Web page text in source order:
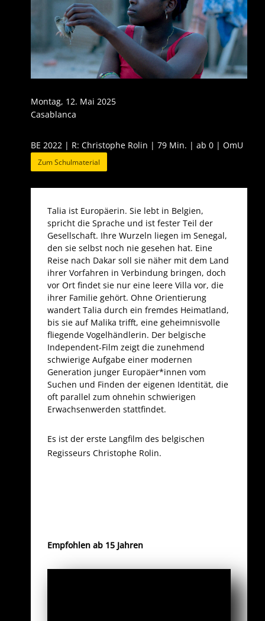
Talia ist Europäerin. Sie lebt in Belgien,
spricht die Sprache und ist fester Teil der
Gesellschaft. Ihre Wurzeln liegen im Senegal,
den sie selbst noch nie gesehen hat. Eine
Reise nach Dakar soll sie näher mit dem Land
ihrer Vorfahren in Verbindung bringen, doch
vor Ort findet sie nur eine leere Villa vor, die
ihrer Familie gehört. Ohne Orientierung
wandert Talia durch ein fremdes Heimatland,
bis sie auf Malika trifft, eine geheimnisvolle
fliegende Vogelhändlerin. Der belgische
Independent-Film zeigt die zunehmend
schwierige Aufgabe einer modernen
Generation junger Europäer*innen vom
Suchen und Finden der eigenen Identität, die
oft parallel zum ohnehin schwierigen
Erwachsenwerden stattfindet.
Es ist der erste Langfilm des belgischen
Regisseurs Christophe Rolin.
Empfohlen ab 15 Jahren
Montag, 12. Mai 2025
Casablanca
BE 2022 | R: Christophe Rolin | 79 Min. | ab 0 | OmU
Zum Schulmaterial